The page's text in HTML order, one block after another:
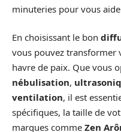
minuteries pour vous
En choisissant le bon
vous pouvez transformer
havre de paix. Que vous
nébulisation,
ventilation, il est
spécifiques, la taille de
marques comme Zen